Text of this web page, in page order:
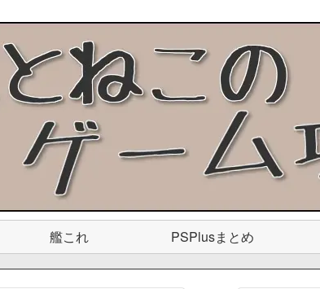
艦これ PSPlusまとめ